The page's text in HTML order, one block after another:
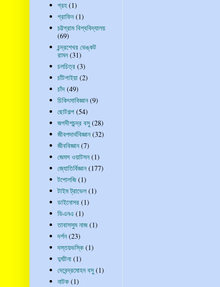
গ্রহ (1)
গ্রাফিন (1)
চট্টগ্রাম বিশ্ববিদ্যালয়
(69)
চন্দ্রশেখর ভেঙ্কট
রামন (31)
চলচিত্র (3)
চাঁটগাইয়া (2)
চাঁদ (49)
চিকিৎসাবিজ্ঞান (9)
ছোটগল্প (54)
জগদীশচন্দ্র বসু (28)
জীবপদার্থবিজ্ঞান (32)
জীববিজ্ঞান (7)
জেমস ওয়াটসন (1)
জ্যোতির্বিজ্ঞান (177)
টপোলজি (1)
টাইম ট্রাভেল (1)
ডাইনোসর (1)
ডিএনএ (1)
তাবাসসুম নাজ (1)
দর্শন (23)
দস্তয়ভস্কি (1)
দুর্ঘটনা (1)
দেবেন্দ্রমোহন বসু (1)
নাটক (1)